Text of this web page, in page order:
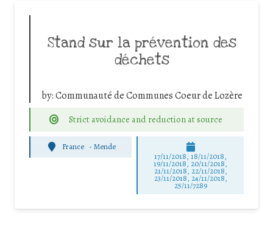
Stand sur la prévention des
déchets
by:Communauté de Communes Coeur de Lozère
Strict avoidance and reduction at source
France -Mende
17/11/2018, 18/11/2018,
19/11/2018, 20/11/2018,
21/11/2018, 22/11/2018,
23/11/2018, 24/11/2018,
25/11/7289